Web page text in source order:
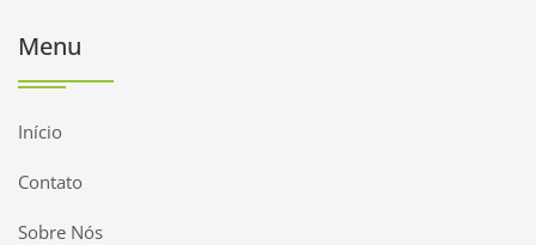
Menu
Início
Contato
Sobre Nós